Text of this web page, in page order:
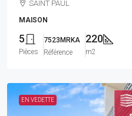
SAINT PAUL
MAISON
5
Pièces
7523MRKA
Référence
220
m2
EN VEDETTE